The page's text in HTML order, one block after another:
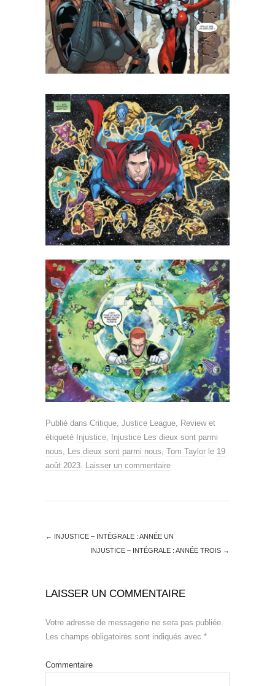
Publié dans Critique Justice League Reviewet
étiqueté Injustice Injustice Les dieux sont parmi
nous
Les dieux sont parmi nous Tom Taylor le 19
août 2023 Laisser un commentaire
← INJUSTICE – INTÉGRALE : ANNÉE UN
INJUSTICE – INTÉGRALE : ANNÉE TROIS →
LAISSER UN COMMENTAIRE
Votre adresse de messagerie ne sera pas publiée.
Les champs obligatoires sont indiqués avec *
Commentaire